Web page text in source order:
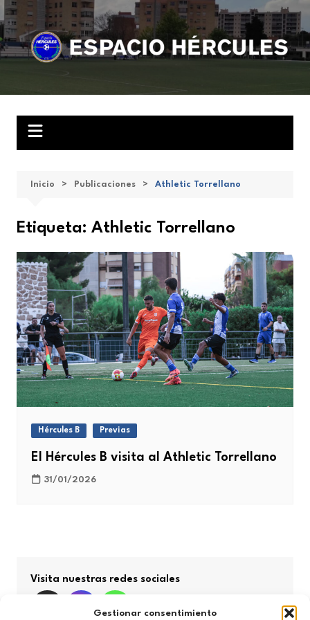
Gestionar consentimiento
Saltar
al
contenido
Inicio Publicaciones Athletic Torrellano
Etiqueta: Athletic Torrellano
Hércules B Previas
El Hércules B visita al Athletic Torrellano
31/01/2026
Visita nuestras redes sociales